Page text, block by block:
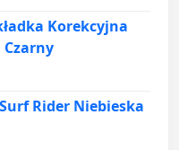
Korekcyjna
Czarny
Rider Niebieska